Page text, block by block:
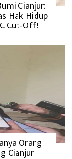
Cianjur:
Hak Hidup
Cut-Off!
Orang
Cianjur